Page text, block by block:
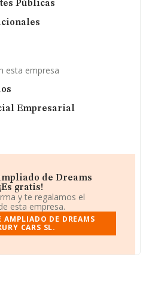
Públicas
esta empresa
Empresarial
de Dreams
gratis!
y te regalamos el
esta empresa.
AMPLIADO DE DREAMS
CARS SL.